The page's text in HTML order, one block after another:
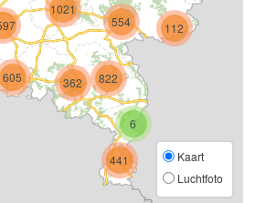
6
441
605
112
362
554
822
1021
Kaart
Luchtfoto